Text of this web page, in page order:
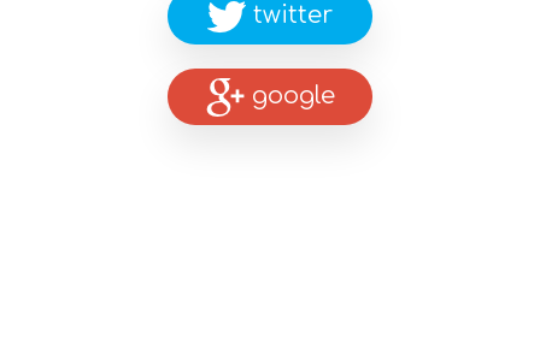
twitter
google